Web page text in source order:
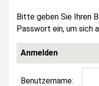
Bitte geben Sie Ihren
Passwort ein, um sich
Anmelden
Benutzername: